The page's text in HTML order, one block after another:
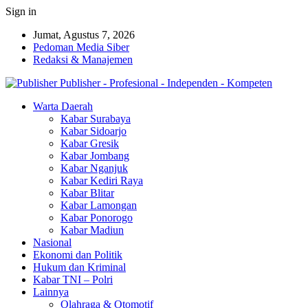
Sign in
Jumat, Agustus 7, 2026
Pedoman Media Siber
Redaksi & Manajemen
Publisher - Profesional - Independen - Kompeten
Warta Daerah
Kabar Surabaya
Kabar Sidoarjo
Kabar Gresik
Kabar Jombang
Kabar Nganjuk
Kabar Kediri Raya
Kabar Blitar
Kabar Lamongan
Kabar Ponorogo
Kabar Madiun
Nasional
Ekonomi dan Politik
Hukum dan Kriminal
Kabar TNI – Polri
Lainnya
Olahraga & Otomotif